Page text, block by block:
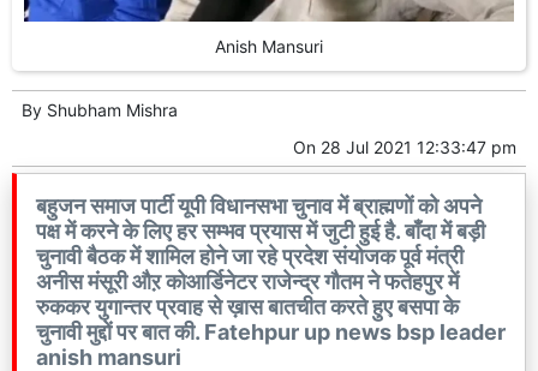
Anish Mansuri
By Shubham Mishra
On 28 Jul 2021 12:33:47 pm
बहुजन समाज पार्टी यूपी विधानसभा चुनाव में ब्राह्मणों को अपने
पक्ष में करने के लिए हर सम्भव प्रयास में जुटी हुई है. बाँदा में बड़ी
चुनावी बैठक में शामिल होने जा रहे प्रदेश संयोजक पूर्व मंत्री
अनीस मंसूरी औऱ कोआर्डिनेटर राजेन्द्र गौतम ने फतेहपुर में
रुककर युगान्तर प्रवाह से ख़ास बातचीत करते हुए बसपा के
चुनावी मुद्दों पर बात की. Fatehpur up news bsp leader
anish mansuri